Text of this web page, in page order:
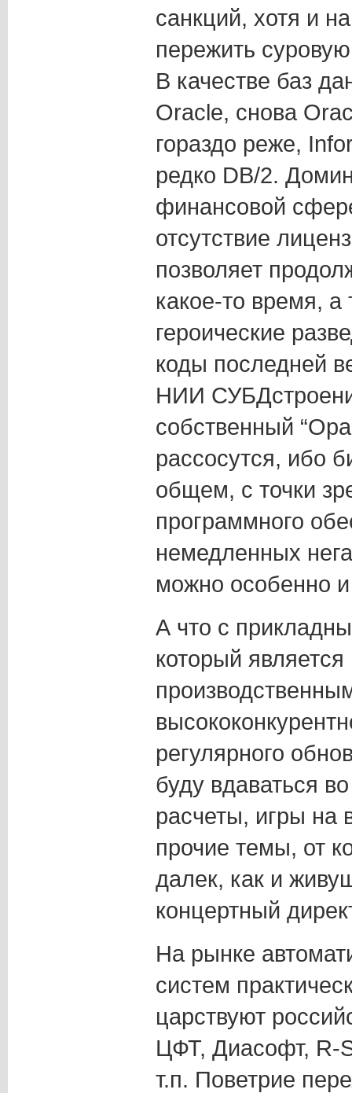
санкций, хотя и
пережить
В качестве баз
Oracle, снова
гораздо реже,
редко DB/2.
финансовой
отсутствие
позволяет
какое-то время,
героические
коды последней
НИИ
собственный
рассосутся, ибо
общем, с точки
программного
немедленных
можно особенно
А что с
который
регулярного
буду вдаваться
расчеты, игры на
прочие темы, от
далек, как и
концертный
На рынке
систем
царствуют
ЦФТ, Диасофт, R-
т.п. Поветрие